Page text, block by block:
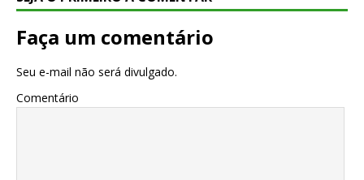
Faça um comentário
Seu e-mail não será divulgado.
Comentário